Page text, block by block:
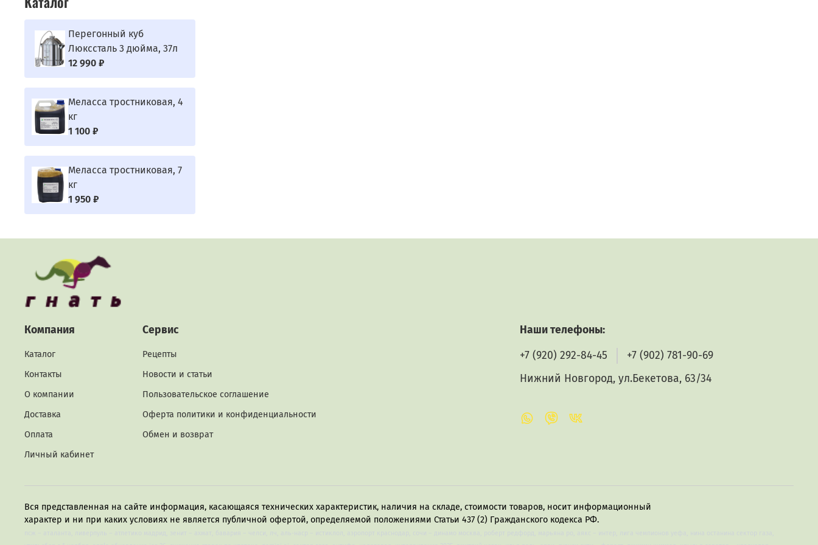
Перегонный куб
Люкссталь 3 дюйма, 37л
12 990 ₽
Меласса тростниковая, 4
кг
1 100 ₽
Меласса тростниковая, 7
кг
1 950 ₽
Компания
Каталог
Контакты
О компании
Доставка
Оплата
Личный кабинет
Сервис
Рецепты
Новости и статьи
Пользовательское соглашение
Оферта политики и конфиденциальности
Обмен и возврат
Наши телефоны:
+7 (920) 292-84-45
+7 (902) 781-90-69
Нижний Новгород, ул.Бекетова, 63/34
Вся представленная на сайте информация, касающаяся технических характеристик, наличия на складе, стоимости товаров, носит информационный
характер и ни при каких условиях не является публичной офертой, определяемой положениями Статьи 437 (2) Гражданского кодекса РФ.